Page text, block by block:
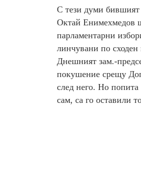
С тези думи бившият
Октай Енимехмедов
парламентарни
линчувани по
Днешният зам.-
покушение срещу
след него. Но попита
сам, са го оставили